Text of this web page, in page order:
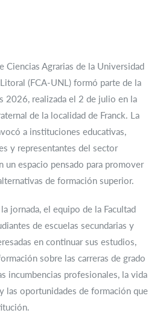
Ciencias Agrarias de la Universidad
(FCA-UNL) formó parte de la
2026, realizada el 2 de julio en la
de la localidad de Franck. La
a instituciones educativas,
y representantes del sector
un espacio pensado para promover
de formación superior.
jornada, el equipo de la Facultad
de escuelas secundarias y
en continuar sus estudios,
sobre las carreras de grado
incumbencias profesionales, la vida
las oportunidades de formación que